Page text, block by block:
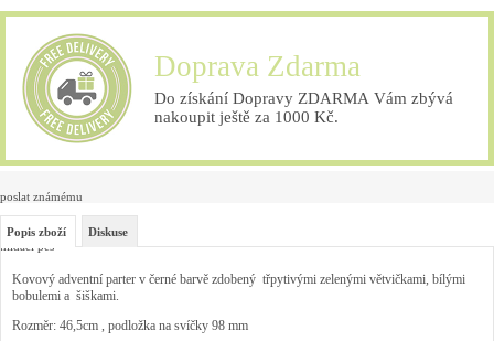
Doprava Zdarma
Do získání Dopravy ZDARMA Vám zbývá
nakoupit ještě za 1000 Kč.
poslat známému
hlídací pes
Popis zboží Diskuse
Kovový adventní parter v černé barvě zdobený třpytivými zelenými větvičkami, bílými
bobulemi a šiškami.
Rozměr: 46,5cm , podložka na svíčky 98 mm